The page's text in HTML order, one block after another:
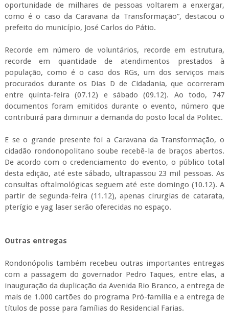
oportunidade de milhares de pessoas voltarem a enxergar,
como é o caso da Caravana da Transformação”, destacou o
prefeito do município, José Carlos do Pátio.
Recorde em número de voluntários, recorde em estrutura,
recorde em quantidade de atendimentos prestados à
população, como é o caso dos RGs, um dos serviços mais
procurados durante os Dias D de Cidadania, que ocorreram
entre quinta-feira (07.12) e sábado (09.12). Ao todo, 747
documentos foram emitidos durante o evento, número que
contribuirá para diminuir a demanda do posto local da Politec.
E se o grande presente foi a Caravana da Transformação, o
cidadão rondonopolitano soube recebê-la de braços abertos.
De acordo com o credenciamento do evento, o público total
desta edição, até este sábado, ultrapassou 23 mil pessoas. As
consultas oftalmológicas seguem até este domingo (10.12). A
partir de segunda-feira (11.12), apenas cirurgias de catarata,
pterígio e yag laser serão oferecidas no espaço.
Outras entregas
Rondonópolis também recebeu outras importantes entregas
com a passagem do governador Pedro Taques, entre elas, a
inauguração da duplicação da Avenida Rio Branco, a entrega de
mais de 1.000 cartões do programa Pró-família e a entrega de
títulos de posse para famílias do Residencial Farias.